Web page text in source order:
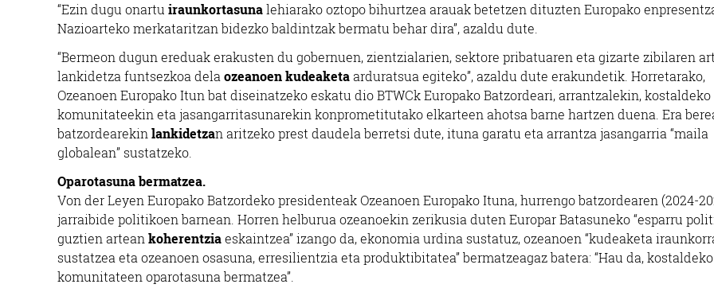
“Ezin dugu onartu iraunkortasunalehiarako oztopo bihurtzea arauak betetzen dituzten Europako
Nazioarteko merkataritzan bidezko baldintzak bermatu behar dira”, azaldu dute.
“Bermeon dugun ereduak erakusten du gobernuen, zientzialarien, sektore pribatuaren eta gizarte zibilaren
lankidetza funtsezkoa dela ozeanoen kudeaketaarduratsua egiteko”, azaldu dute erakundetik. Horretarako,
Ozeanoen Europako Itun bat diseinatzeko eskatu dio BTWCk Europako Batzordeari, arrantzalekin, kostaldeko
komunitateekin eta jasangarritasunarekin konprometitutako elkarteen ahotsa barne hartzen duena. Era
batzordearekin lankidetzan aritzeko prest daudela berretsi dute, ituna garatu eta arrantza jasangarria “maila
globalean” sustatzeko.
Oparotasuna bermatzea.
Von der Leyen Europako Batzordeko presidenteak Ozeanoen Europako Ituna, hurrengo batzordearen (2024-
jarraibide politikoen barnean. Horren helburua ozeanoekin zerikusia duten Europar Batasuneko “esparru
guztien artean koherentziaeskaintzea” izango da, ekonomia urdina sustatuz, ozeanoen “kudeaketa
sustatzea eta ozeanoen osasuna, erresilientzia eta produktibitatea” bermatzeagaz batera: “Hau da, kostaldeko
komunitateen oparotasuna bermatzea”.